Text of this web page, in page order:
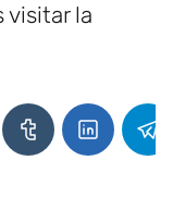
visitar la